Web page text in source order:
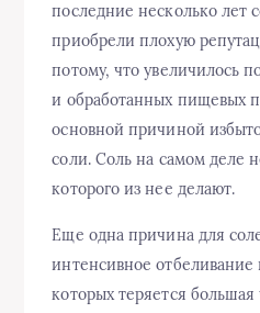
последние несколько лет
приобрели плохую
потому, что увеличилось
и обработанных пищевых
основной причиной
соли. Соль на самом деле
которого из нее делают.
Еще одна причина для
интенсивное отбеливание
которых теряется большая